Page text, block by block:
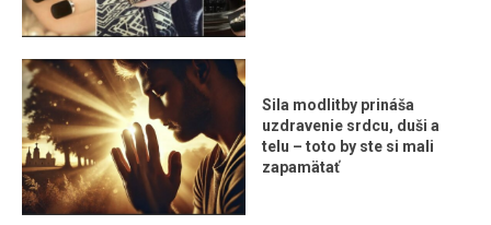
Sila modlitby prináša
uzdravenie srdcu, duši a
telu – toto by ste si mali
zapamätať